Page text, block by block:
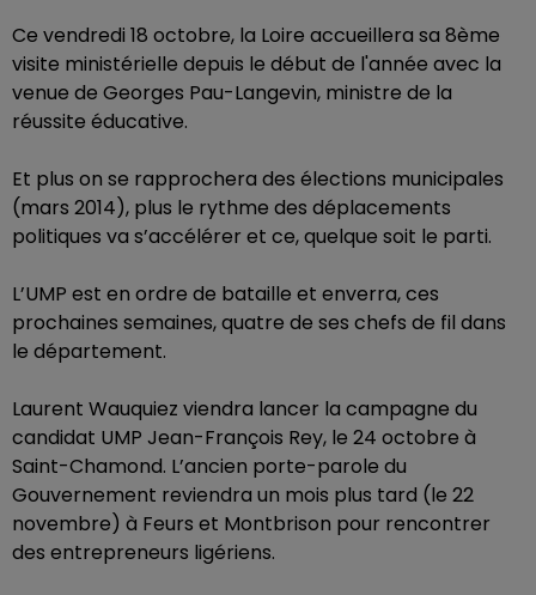
Ce vendredi 18 octobre, la Loire accueillera sa 8ème
visite ministérielle depuis le début de l'année avec la
venue de Georges Pau-Langevin, ministre de la
réussite éducative.
Et plus on se rapprochera des élections municipales
(mars 2014), plus le rythme des déplacements
politiques va s’accélérer et ce, quelque soit le parti.
L’UMP est en ordre de bataille et enverra, ces
prochaines semaines, quatre de ses chefs de fil dans
le département.
Laurent Wauquiez viendra lancer la campagne du
candidat UMP Jean-François Rey, le 24 octobre à
Saint-Chamond. L’ancien porte-parole du
Gouvernement reviendra un mois plus tard (le 22
novembre) à Feurs et Montbrison pour rencontrer
des entrepreneurs ligériens.